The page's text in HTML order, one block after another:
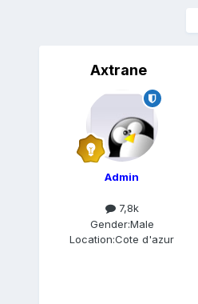
Axtrane
Admin
7,8k
Gender:Male
Location:Cote d'azur